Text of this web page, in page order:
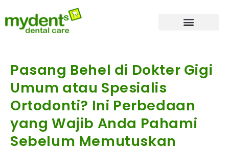
Pasang Behel di Dokter Gigi
Umum atau Spesialis
Ortodonti? Ini Perbedaan
yang Wajib Anda Pahami
Sebelum Memutuskan